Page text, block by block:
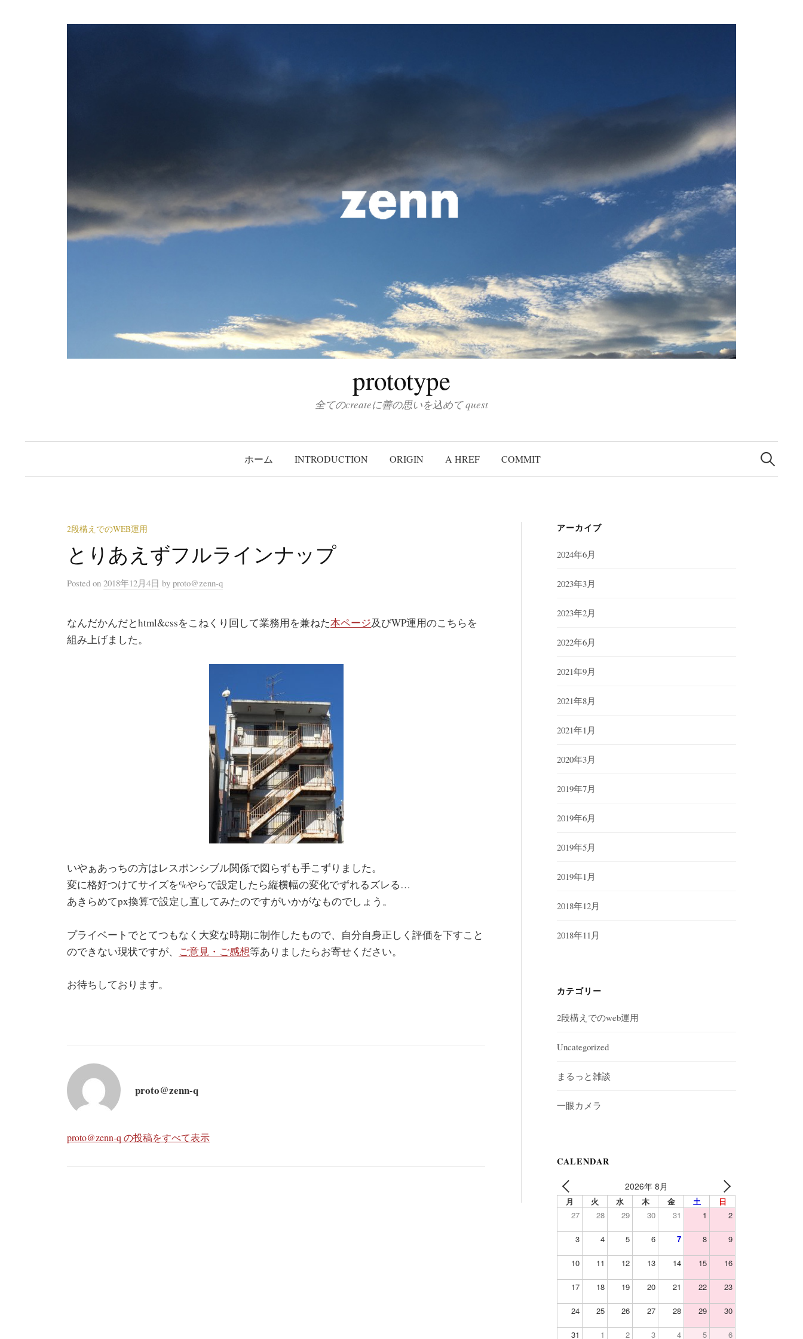
prototype
全てのcreateに善の思いを込めて quest
ホーム INTRODUCTION ORIGIN A HREF COMMIT 索
2段構えでのWEB運用
とりあえずフルラインナップ
Posted on 2018年12月4日 by proto@zenn-q
なんだかんだとhtml&cssをこねくり回して業務用を兼ねた本ページ及びWP運用のこちらを
組み上げました。
いやぁあっちの方はレスポンシブル関係で図らずも手こずりました。
変に格好つけてサイズを%やらで設定したら縦横幅の変化でずれるズレる…
あきらめてpx換算で設定し直してみたのですがいかがなものでしょう。
プライベートでとてつもなく大変な時期に制作したもので、自分自身正しく評価を下すこと
のできない現状ですが、 ご意見・ご感想等ありましたらお寄せください。
お待ちしております。
proto@zenn-q
proto@zenn-q の投稿をすべて表示
アーカイブ
2024年6月
2023年3月
2023年2月
2022年6月
2021年9月
2021年8月
2021年1月
2020年3月
2019年7月
2019年6月
2019年5月
2019年1月
2018年12月
2018年11月
カテゴリー
2段構えでのweb運用
Uncategorized
まるっと雑談
一眼カメラ
CALENDAR
2026年 8月 NEXT
月 火 水 木 金 土 日
27 28 29 30 31 1 2
3 4 5 6 7 8 9
10 11 12 13 14 15 16
17 18 19 20 21 22 23
24 25 26 27 28 29 30
31 1 2 3 4 5 6